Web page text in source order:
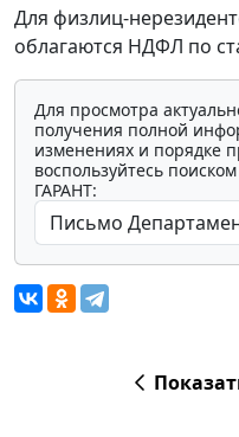
Для физлиц-
облагаются НДФЛ по
Для просмотра
получения полной
изменениях и порядке
воспользуйтесь
ГАРАНТ: